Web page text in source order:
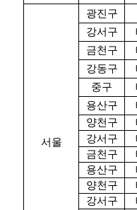
서울
광진구
강서구
금천구
강동구
중구
용산구
양천구
강서구
금천구
용산구
양천구
강서구